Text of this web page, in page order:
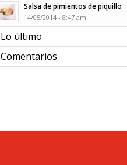
Salsa de pimientos de piquillo
14/05/2014 - 8:47 am
Lo último
Comentarios